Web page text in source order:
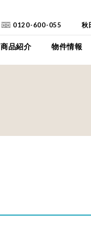
商品紹介
イイイエ
物件情報
下
0120-600-055 秋